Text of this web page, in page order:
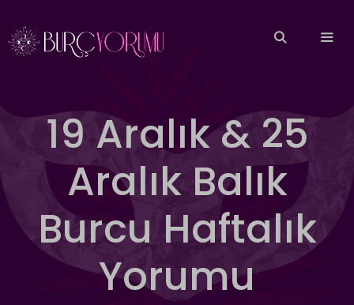
atla
19 Aralık & 25
Aralık Balık
Burcu Haftalık
Yorumu